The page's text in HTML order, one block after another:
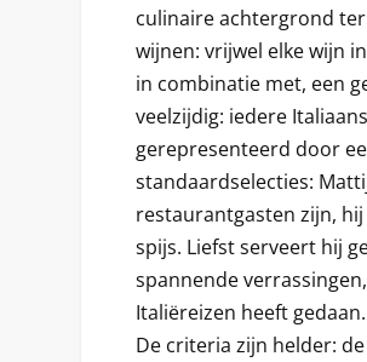
culinaire achtergrond
wijnen: vrijwel elke wijn
in combinatie met, een
veelzijdig: iedere
gerepresenteerd door
standaardselecties:
restaurantgasten zijn,
spijs. Liefst serveert hij
spannende
Italiëreizen heeft gedaan.
De criteria zijn helder: